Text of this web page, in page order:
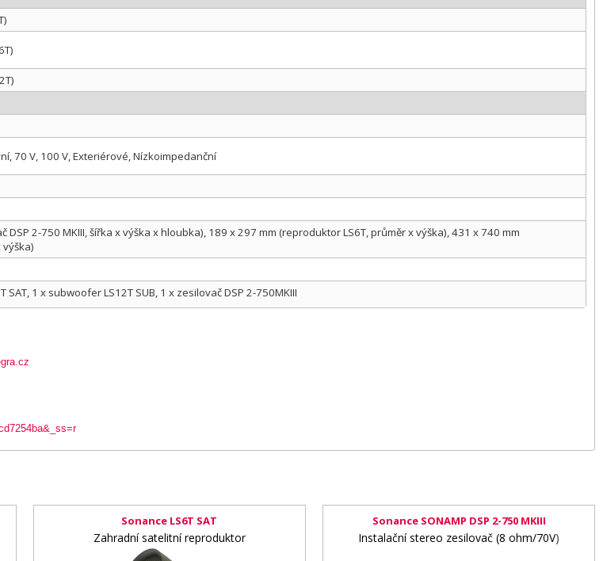
70 V, 100 V, Exteriérové, Nízkoimpedanční
DSP 2-750 MKIII, šířka x výška x hloubka), 189 x 297 mm (reproduktor LS6T, průměr x výška), 431 x 740 mm
1 x subwoofer LS12T SUB, 1 x zesilovač DSP 2-750MKIII
Sonance LS6T SAT
Zahradní satelitní reproduktor
Sonance SONAMP DSP 2-750 MKIII
Instalační stereo zesilovač (8 ohm/70V)